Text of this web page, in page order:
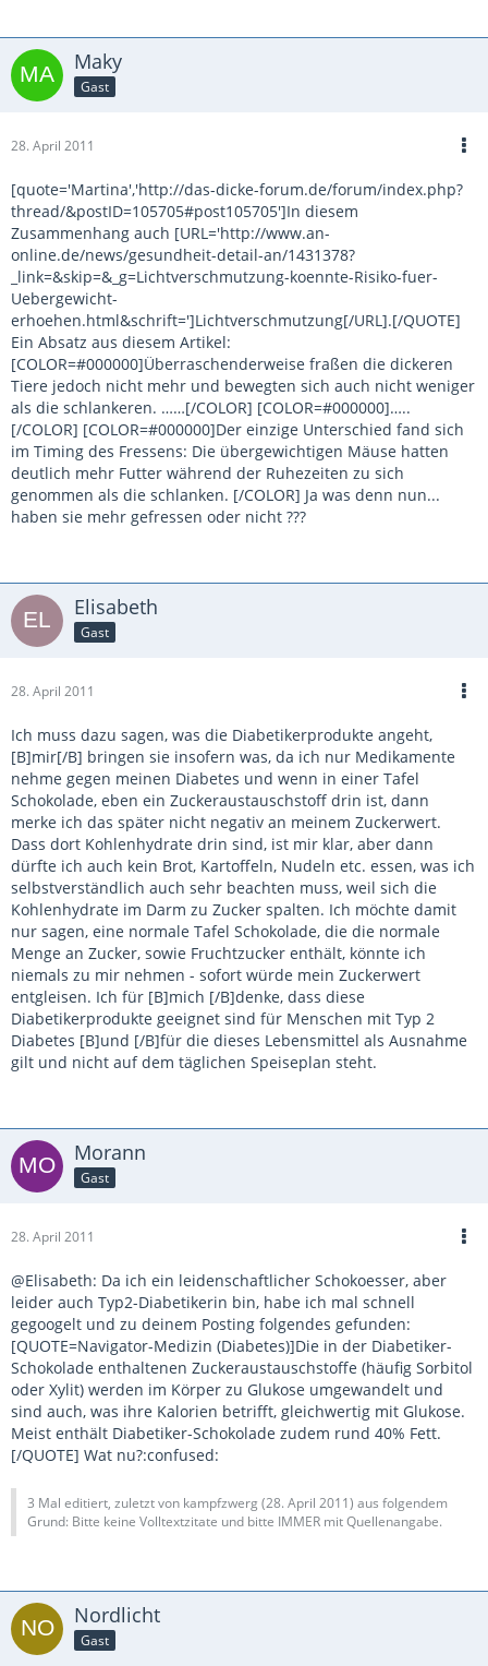
Maky
Gast
28. April 2011
[quote='Martina','http://das-dicke-forum.de/forum/index.php?
thread/&postID=105705#post105705']In diesem
Zusammenhang auch [URL='http://www.an-
online.de/news/gesundheit-detail-an/1431378?
_link=&skip=&_g=Lichtverschmutzung-koennte-Risiko-fuer-
Uebergewicht-
erhoehen.html&schrift=']Lichtverschmutzung[/URL].[/QUOTE]
Ein Absatz aus diesem Artikel:
[COLOR=#000000]Überraschenderweise fraßen die dickeren
Tiere jedoch nicht mehr und bewegten sich auch nicht weniger
als die schlankeren. ……[/COLOR] [COLOR=#000000]…..
[/COLOR] [COLOR=#000000]Der einzige Unterschied fand sich
im Timing des Fressens: Die übergewichtigen Mäuse hatten
deutlich mehr Futter während der Ruhezeiten zu sich
genommen als die schlanken. [/COLOR] Ja was denn nun...
haben sie mehr gefressen oder nicht ???
Elisabeth
Gast
28. April 2011
Ich muss dazu sagen, was die Diabetikerprodukte angeht,
[B]mir[/B] bringen sie insofern was, da ich nur Medikamente
nehme gegen meinen Diabetes und wenn in einer Tafel
Schokolade, eben ein Zuckeraustauschstoff drin ist, dann
merke ich das später nicht negativ an meinem Zuckerwert.
Dass dort Kohlenhydrate drin sind, ist mir klar, aber dann
dürfte ich auch kein Brot, Kartoffeln, Nudeln etc. essen, was ich
selbstverständlich auch sehr beachten muss, weil sich die
Kohlenhydrate im Darm zu Zucker spalten. Ich möchte damit
nur sagen, eine normale Tafel Schokolade, die die normale
Menge an Zucker, sowie Fruchtzucker enthält, könnte ich
niemals zu mir nehmen - sofort würde mein Zuckerwert
entgleisen. Ich für [B]mich [/B]denke, dass diese
Diabetikerprodukte geeignet sind für Menschen mit Typ 2
Diabetes [B]und [/B]für die dieses Lebensmittel als Ausnahme
gilt und nicht auf dem täglichen Speiseplan steht.
Morann
Gast
28. April 2011
@Elisabeth: Da ich ein leidenschaftlicher Schokoesser, aber
leider auch Typ2-Diabetikerin bin, habe ich mal schnell
gegoogelt und zu deinem Posting folgendes gefunden:
[QUOTE=Navigator-Medizin (Diabetes)]Die in der Diabetiker-
Schokolade enthaltenen Zuckeraustauschstoffe (häufig Sorbitol
oder Xylit) werden im Körper zu Glukose umgewandelt und
sind auch, was ihre Kalorien betrifft, gleichwertig mit Glukose.
Meist enthält Diabetiker-Schokolade zudem rund 40% Fett.
[/QUOTE] Wat nu?:confused:
3 Mal editiert, zuletzt von kampfzwerg (28. April 2011) aus folgendem
Grund: Bitte keine Volltextzitate und bitte IMMER mit Quellenangabe.
Nordlicht
Gast